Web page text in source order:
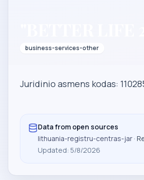
business-services-other
Juridinio asmens kodas:
Data from open sources
lithuania-registru-centras-jar ·
Updated: 5/8/2026